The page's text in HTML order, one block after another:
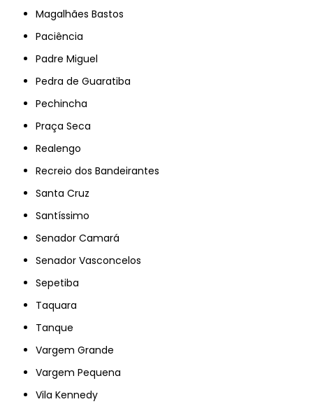
Magalhães Bastos
Paciência
Padre Miguel
Pedra de Guaratiba
Pechincha
Praça Seca
Realengo
Recreio dos Bandeirantes
Santa Cruz
Santíssimo
Senador Camará
Senador Vasconcelos
Sepetiba
Taquara
Tanque
Vargem Grande
Vargem Pequena
Vila Kennedy